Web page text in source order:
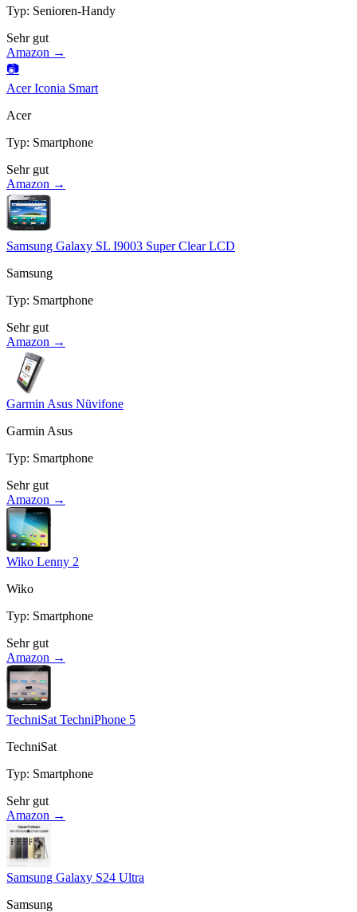
Typ: Senioren-Handy
Sehr gut
Amazon →
📷
Acer Iconia Smart
Acer
Typ: Smartphone
Sehr gut
Amazon →
Samsung Galaxy SL I9003 Super Clear LCD
Samsung
Typ: Smartphone
Sehr gut
Amazon →
Garmin Asus Nüvifone
Garmin Asus
Typ: Smartphone
Sehr gut
Amazon →
Wiko Lenny 2
Wiko
Typ: Smartphone
Sehr gut
Amazon →
TechniSat TechniPhone 5
TechniSat
Typ: Smartphone
Sehr gut
Amazon →
Samsung Galaxy S24 Ultra
Samsung